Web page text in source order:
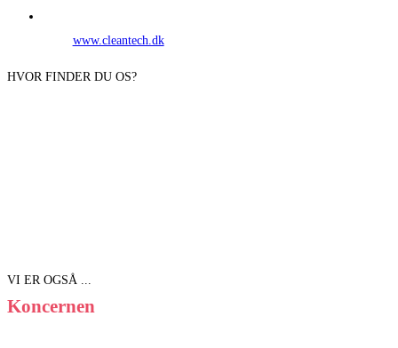
www.cleantech.dk
HVOR FINDER DU OS?
VI ER OGSÅ ...
Koncernen